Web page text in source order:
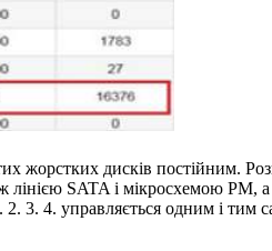
жорстких дисків постійним.
SATA і мікросхемою
2. 3. 4. управляється одним і